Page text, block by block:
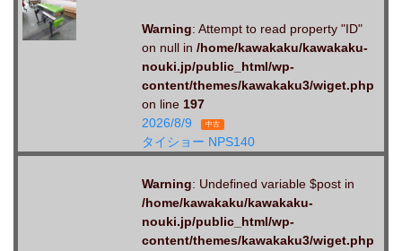
Warning: Attempt to read property "ID"
on null in /home/kawakaku/kawakaku-
nouki.jp/public_html/wp-
content/themes/kawakaku3/wiget.php
on line 197
2026/8/9
中古
タイショー NPS140
Warning: Undefined variable $post in
/home/kawakaku/kawakaku-
nouki.jp/public_html/wp-
content/themes/kawakaku3/wiget.php